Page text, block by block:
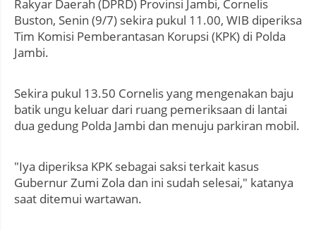
Rakyar Daerah (DPRD) Provinsi Jambi, Cornelis
Buston, Senin (9/7) sekira pukul 11.00, WIB diperiksa
Tim Komisi Pemberantasan Korupsi (KPK) di Polda
Jambi.
Sekira pukul 13.50 Cornelis yang mengenakan baju
batik ungu keluar dari ruang pemeriksaan di lantai
dua gedung Polda Jambi dan menuju parkiran mobil.
"Iya diperiksa KPK sebagai saksi terkait kasus
Gubernur Zumi Zola dan ini sudah selesai," katanya
saat ditemui wartawan.